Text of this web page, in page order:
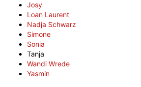
Josy
Loan Laurent
Nadja Schwarz
Simone
Sonia
Tanja
Wandi Wrede
Yasmin